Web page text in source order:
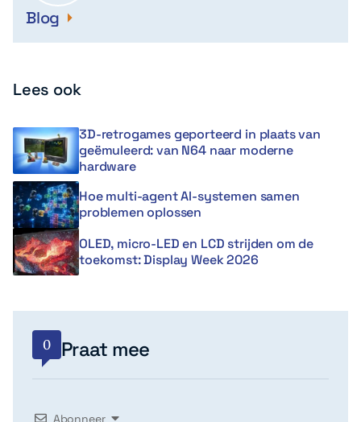
Blog
Lees ook
3D-retrogames geporteerd in plaats van
geëmuleerd: van N64 naar moderne
hardware
Hoe multi-agent AI-systemen samen
problemen oplossen
OLED, micro-LED en LCD strijden om de
toekomst: Display Week 2026
0 Praat mee
Abonneer